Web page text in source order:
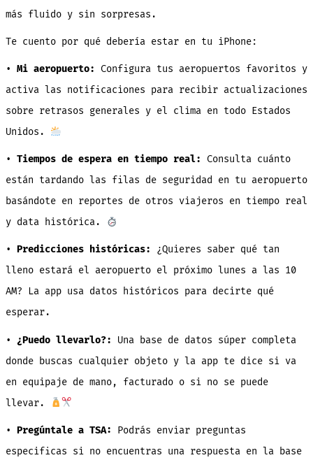
más fluido y sin sorpresas.
Te cuento por qué debería estar en tu iPhone:
• Mi aeropuerto:
Configura tus aeropuertos favoritos y
activa las notificaciones para recibir actualizaciones
sobre retrasos generales y el clima en todo Estados
Unidos.
• Tiempos de espera en tiempo real:
Consulta cuánto
están tardando las filas de seguridad en tu aeropuerto
basándote en reportes de otros viajeros en tiempo real
y data histórica.
• Predicciones históricas:
¿Quieres saber qué tan
lleno estará el aeropuerto el próximo lunes a las 10
AM? La app usa datos históricos para decirte qué
esperar.
• ¿Puedo llevarlo?:
Una base de datos súper completa
donde buscas cualquier objeto y la app te dice si va
en equipaje de mano, facturado o si no se puede
llevar.
• Pregúntale a TSA:
Podrás enviar preguntas
especificas si no encuentras una respuesta en la base